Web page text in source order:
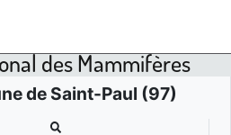
des Mammifères
de Saint-Paul (97)